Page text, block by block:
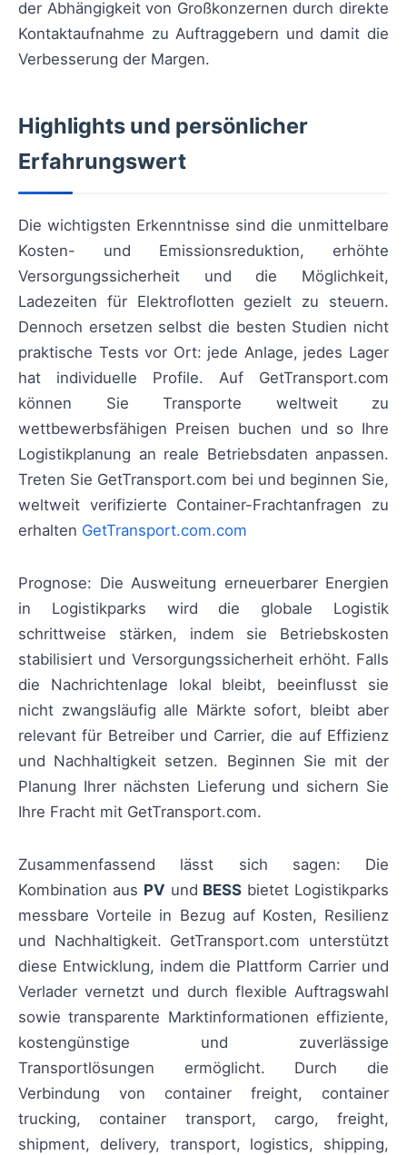
der Abhängigkeit von Großkonzernen durch direkte
Kontaktaufnahme zu Auftraggebern und damit die
Verbesserung der Margen.
Highlights und persönlicher
Erfahrungswert
Die wichtigsten Erkenntnisse sind die unmittelbare
Kosten- und Emissionsreduktion, erhöhte
Versorgungssicherheit und die Möglichkeit,
Ladezeiten für Elektroflotten gezielt zu steuern.
Dennoch ersetzen selbst die besten Studien nicht
praktische Tests vor Ort: jede Anlage, jedes Lager
hat individuelle Profile. Auf GetTransport.com
können Sie Transporte weltweit zu
wettbewerbsfähigen Preisen buchen und so Ihre
Logistikplanung an reale Betriebsdaten anpassen.
Treten Sie GetTransport.com bei und beginnen Sie,
weltweit verifizierte Container-Frachtanfragen zu
erhalten GetTransport.com.com
Prognose: Die Ausweitung erneuerbarer Energien
in Logistikparks wird die globale Logistik
schrittweise stärken, indem sie Betriebskosten
stabilisiert und Versorgungssicherheit erhöht. Falls
die Nachrichtenlage lokal bleibt, beeinflusst sie
nicht zwangsläufig alle Märkte sofort, bleibt aber
relevant für Betreiber und Carrier, die auf Effizienz
und Nachhaltigkeit setzen. Beginnen Sie mit der
Planung Ihrer nächsten Lieferung und sichern Sie
Ihre Fracht mit GetTransport.com.
Zusammenfassend lässt sich sagen: Die
Kombination aus PV und BESS bietet Logistikparks
messbare Vorteile in Bezug auf Kosten, Resilienz
und Nachhaltigkeit. GetTransport.com unterstützt
diese Entwicklung, indem die Plattform Carrier und
Verlader vernetzt und durch flexible Auftragswahl
sowie transparente Marktinformationen effiziente,
kostengünstige und zuverlässige
Transportlösungen ermöglicht. Durch die
Verbindung von container freight, container
trucking, container transport, cargo, freight,
shipment, delivery, transport, logistics, shipping,